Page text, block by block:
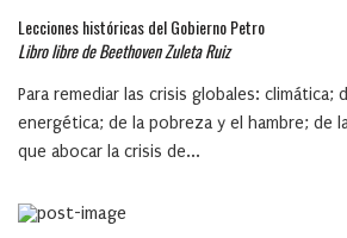
Lecciones históricas del Gobierno Petro
Libro libre de Beethoven Zuleta Ruiz
Para remediar las crisis globales: climática;
energética; de la pobreza y el hambre; de
que abocar la crisis de...